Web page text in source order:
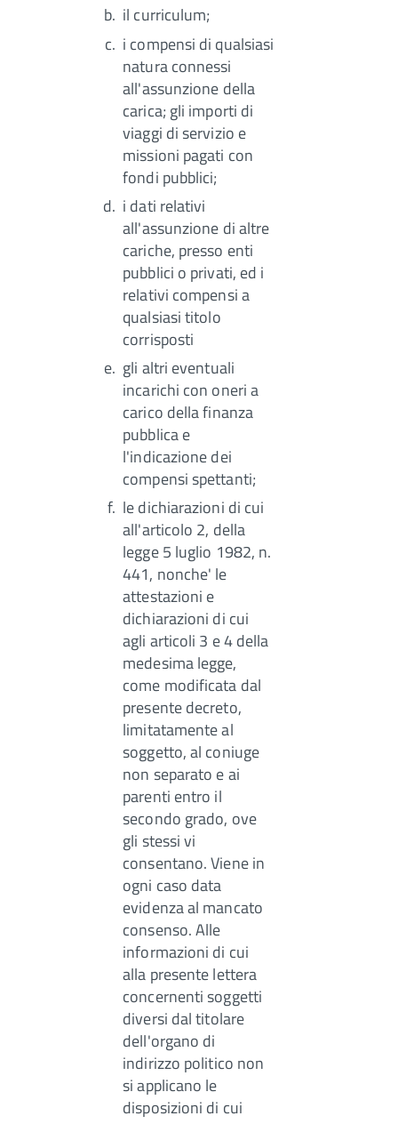
il curriculum;
i compensi di qualsiasi
natura connessi
all'assunzione della
carica; gli importi di
viaggi di servizio e
missioni pagati con
fondi pubblici;
i dati relativi
all'assunzione di altre
cariche, presso enti
pubblici o privati, ed i
relativi compensi a
qualsiasi titolo
corrisposti
gli altri eventuali
incarichi con oneri a
carico della finanza
pubblica e
l'indicazione dei
compensi spettanti;
le dichiarazioni di cui
all'articolo 2, della
legge 5 luglio 1982, n.
441, nonche' le
attestazioni e
dichiarazioni di cui
agli articoli 3 e 4 della
medesima legge,
come modificata dal
presente decreto,
limitatamente al
soggetto, al coniuge
non separato e ai
parenti entro il
secondo grado, ove
gli stessi vi
consentano. Viene in
ogni caso data
evidenza al mancato
consenso. Alle
informazioni di cui
alla presente lettera
concernenti soggetti
diversi dal titolare
dell'organo di
indirizzo politico non
si applicano le
disposizioni di cui